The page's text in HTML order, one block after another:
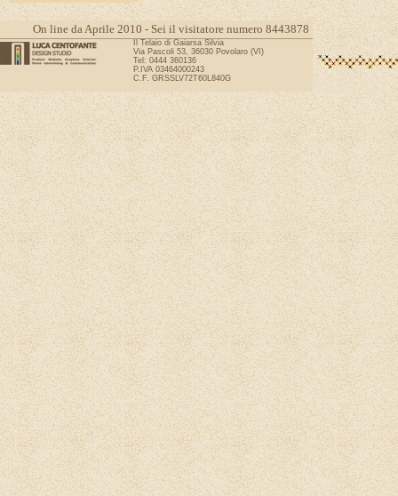
On line da Aprile 2010 - Sei il visitatore numero 8443878
Il Telaio di Gaiarsa Silvia
Via Pascoli 53, 36030 Povolaro (VI)
Tel: 0444 360136
P.IVA 03464000243
C.F. GRSSLV72T60L840G